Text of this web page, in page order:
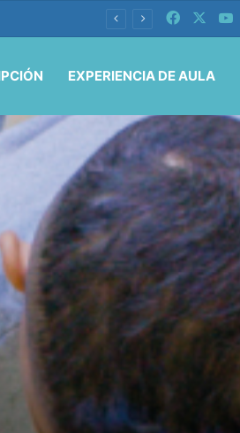
Facebook
EXPERIENCIA DE AULA